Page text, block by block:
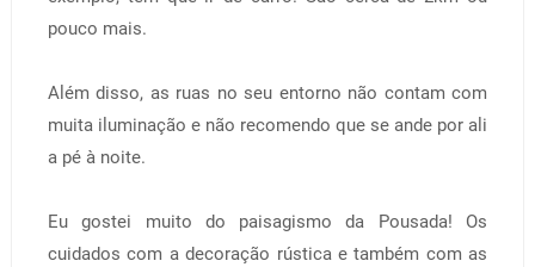
pouco mais.
Além disso, as ruas no seu entorno não contam com
muita iluminação e não recomendo que se ande por ali
a pé à noite.
Eu gostei muito do paisagismo da Pousada! Os
cuidados com a decoração rústica e também com as